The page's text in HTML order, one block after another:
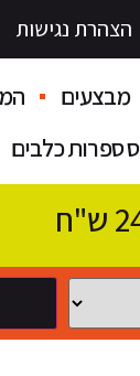
הצהרת נגישות
מבצעים
ספרות כלבים